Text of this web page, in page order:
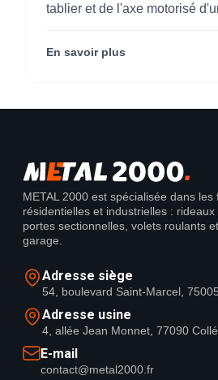
(95)
tablier et de l'axe motorisé
Center) (95290).
En savoir plus
METAL 2000 est spécialisée dans les
résidentielles et industrielles : rideaux
portes sectionnelles, volets roulants
garage.
Adresse siège
54, boulevard Saint-Marcel,
Adresse usine
4, allée Jean Monnet, 77090
E-mail
contact@metal2000.fr